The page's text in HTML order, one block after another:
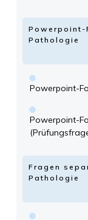
Powerpoint-
Pathologie
Powerpoint-
Powerpoint-
Fragen
Pathologie